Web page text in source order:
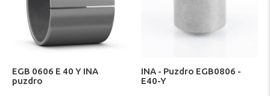
EGB 0606 E 40 Y INA
puzdro
INA - Puzdro EGB0806 -
E40-Y